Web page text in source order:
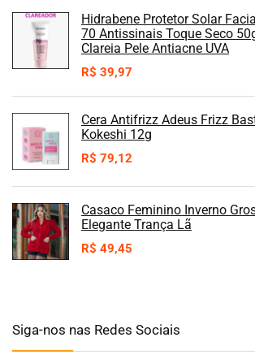
Hidrabene Protetor Solar
70 Antissinais Toque Seco
Clareia Pele Antiacne UVA
R$ 39,97
Cera Antifrizz Adeus Frizz
Kokeshi 12g
R$ 79,12
Casaco Feminino Inverno
Elegante Trança Lã
R$ 49,45
Siga-nos nas Redes Sociais